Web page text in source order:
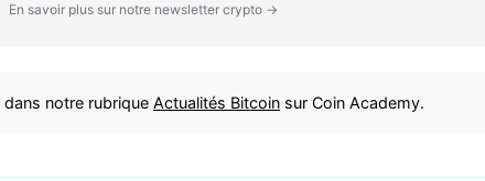
En savoir plus sur notre newsletter crypto →
dans notre rubrique Actualités Bitcoin sur Coin Academy.